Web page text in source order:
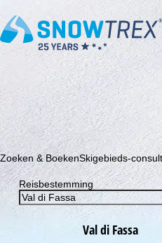
Schrijf je in voor onze
Zoeken & BoekenSkigebieds-
Reisbestemming
Val di Fassa